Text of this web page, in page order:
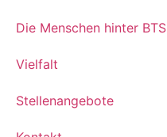
Die Menschen hinter BTS
Vielfalt
Stellenangebote